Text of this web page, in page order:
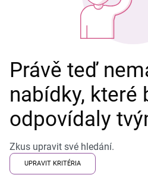
Právě teď
nabídky, které
odpovídaly
Zkus upravit své hledání.
UPRAVIT KRITÉRIA